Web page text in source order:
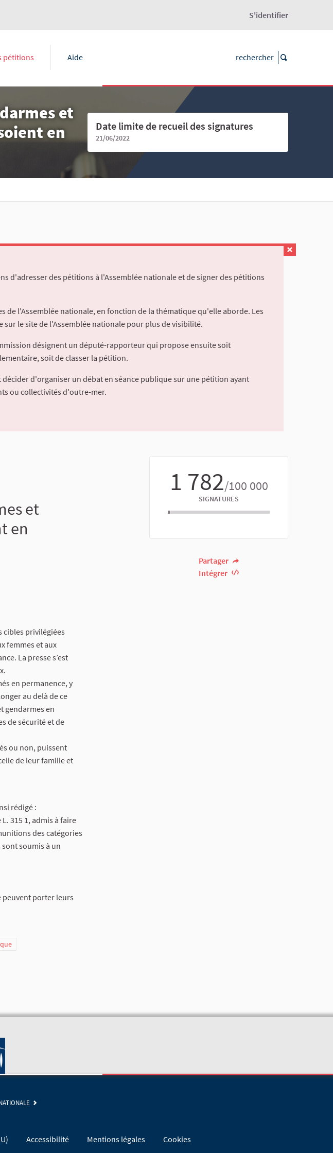
S'identifier
pétitions Aide
et
en
Date limite de recueil des signatures
21/06/2022
d'adresser des pétitions à l'Assemblée nationale et de signer des pétitions
l'Assemblée nationale, en fonction de la thématique qu'elle aborde. Les
le site de l'Assemblée nationale pour plus de visibilité.
désignent un député-rapporteur qui propose ensuite soit
soit de classer la pétition.
d'organiser un débat en séance publique sur une pétition ayant
ou collectivités d'outre-mer.
1 782/100 000
SIGNATURES
Partager
Intégrer
et
en
cibles privilégiées
femmes et aux
La presse s’est
en permanence, y
au delà de ce
gendarmes en
de sécurité et de
ou non, puissent
de leur famille et
rédigé :
315 1, admis à faire
des catégories
soumis à un
peuvent porter leurs
Accessibilité Mentions légales Cookies